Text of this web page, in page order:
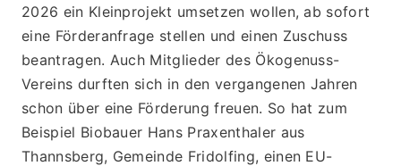
2026 ein Kleinprojekt umsetzen wollen, ab sofort
eine Förderanfrage stellen und einen Zuschuss
beantragen. Auch Mitglieder des Ökogenuss-
Vereins durften sich in den vergangenen Jahren
schon über eine Förderung freuen. So hat zum
Beispiel Biobauer Hans Praxenthaler aus
Thannsberg, Gemeinde Fridolfing, einen EU-